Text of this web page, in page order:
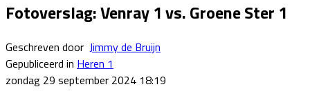
Fotoverslag: Venray 1 vs. Groene Ster 1
Geschreven door Jimmy de Bruijn
Gepubliceerd in Heren 1
zondag 29 september 2024 18:19